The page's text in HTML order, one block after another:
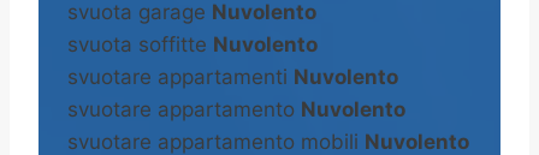
svuota garage Nuvolento
svuota soffitte Nuvolento
svuotare appartamenti Nuvolento
svuotare appartamento Nuvolento
svuotare appartamento mobili Nuvolento